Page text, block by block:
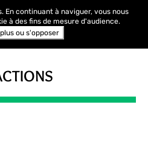
En continuant à naviguer, vous nous
à des fins de mesure d'audience.
ou s'opposer